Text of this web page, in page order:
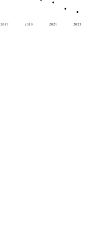
2017 2019 2021 2023